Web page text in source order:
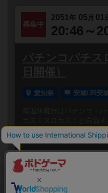
募集中
2051 年 05 月 01
20:46～
パチンコパチス
日開催）
愛知県 安城/JR安
毎週水曜日はパチンコ・
カス！スロカス！と自負
況見たり、シミュレータ
チンコ屋に行...
ボードゲームのプレイ